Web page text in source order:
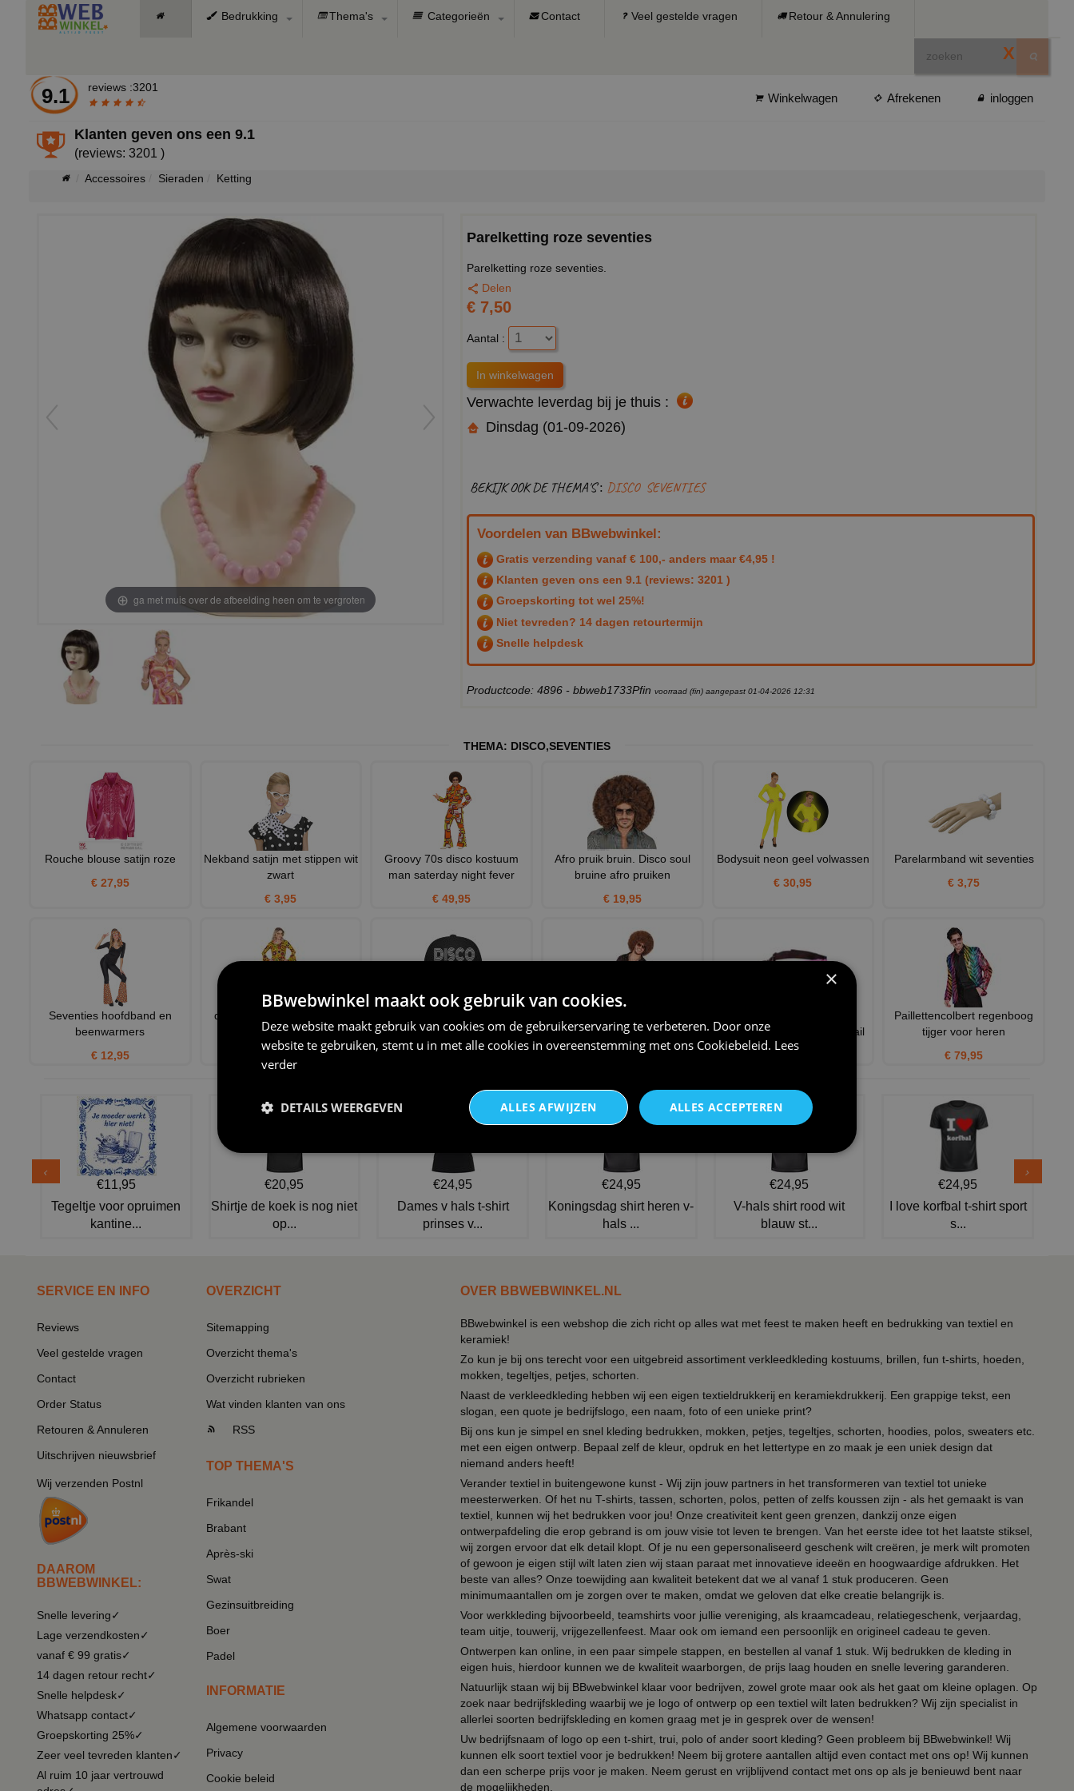
Bedrukking Thema's Categorieën Contact Veel gestelde vragen Retour & Annulering
X
9.1 reviews :3201
Winkelwagen Afrekenen inloggen
Klanten geven ons een9.1
(reviews: 3201 )
Accessoires Sieraden Ketting
ga met muis over de afbeelding heen om te vergroten
Parelketting roze seventies
Parelketting roze seventies.
Delen
€ 7,50
Aantal :
Verwachte leverdag bij je thuis :
Dinsdag (01-09-2026)
BEKIJK OOK DE THEMA'S : DISCO SEVENTIES
Voordelen van BBwebwinkel:
Gratis verzending vanaf € 100,- anders maar €4,95 !
Klanten geven ons een 9.1 (reviews: 3201 )
Groepskorting tot wel 25%!
Niet tevreden? 14 dagen retourtermijn
Snelle helpdesk
Productcode: 4896 - bbweb1733Pfin voorraad (fin) aangepast 01-04-2026 12:31
THEMA: DISCO,SEVENTIES
Rouche blouse satijn roze
€ 27,95
Nekband satijn met stippen wit
zwart
€ 3,95
Groovy 70s disco kostuum
man saterday night fever
€ 49,95
Afro pruik bruin. Disco soul
bruine afro pruiken
€ 19,95
Bodysuit neon geel volwassen
€ 30,95
Parelarmband wit seventies
€ 3,75
Seventies hoofdband en
beenwarmers
€ 12,95
disco diva feestelijke jaren
zeventig jurk met kle
€ 12,95
shirt groovy stijl 7
€ 29,95
sprankelende roze neon pail
Paillettencolbert regenboog
tijger voor heren
€ 79,95
€11,95
Tegeltje voor opruimen
kantine...
€20,95
Shirtje de koek is nog niet
op...
€24,95
Dames v hals t-shirt
prinses v...
€24,95
Koningsdag shirt heren v-
hals ...
€24,95
V-hals shirt rood wit
blauw st...
€24,95
I love korfbal t-shirt sport
s...
SERVICE EN INFO
Reviews
Veel gestelde vragen
Contact
Order Status
Retouren & Annuleren
Uitschrijven nieuwsbrief
Wij verzenden Postnl
DAAROM
BBWEBWINKEL:
Snelle levering✓
Lage verzendkosten✓
vanaf € 99 gratis✓
14 dagen retour recht✓
Snelle helpdesk✓
Whatsapp contact✓
Groepskorting 25%✓
Zeer veel tevreden klanten✓
Al ruim 10 jaar vertrouwd
OVERZICHT
Sitemapping
Overzicht thema's
Overzicht rubrieken
Wat vinden klanten van ons
RSS
TOP THEMA'S
Frikandel
Brabant
Après-ski
Swat
Gezinsuitbreiding
Boer
Padel
INFORMATIE
Algemene voorwaarden
Privacy
Cookie beleid
OVER BBWEBWINKEL.NL
BBwebwinkel is een webshop die zich richt op alles wat met feest te maken heeft en bedrukking van textiel en
keramiek!
Zo kun je bij ons terecht voor een uitgebreid assortiment verkleedkleding kostuums, brillen, fun t-shirts, hoeden,
mokken, tegeltjes, petjes, schorten.
Naast de verkleedkleding hebben wij een eigen textieldrukkerij en keramiekdrukkerij. Een grappige tekst, een
slogan, een quote je bedrijfslogo, een naam, foto of een unieke print?
Bij ons kun je simpel en snel kleding bedrukken, mokken, petjes, tegeltjes, schorten, hoodies, polos, sweaters etc.
met een eigen ontwerp. Bepaal zelf de kleur, opdruk en het lettertype en zo maak je een uniek design dat
niemand anders heeft!
Verander textiel in buitengewone kunst - Wij zijn jouw partners in het transformeren van textiel tot unieke
meesterwerken. Of het nu T-shirts, tassen, schorten, polos, petten of zelfs koussen zijn - als het gemaakt is van
textiel, kunnen wij het bedrukken voor jou! Onze creativiteit kent geen grenzen, dankzij onze eigen
ontwerpafdeling die erop gebrand is om jouw visie tot leven te brengen. Van het eerste idee tot het laatste stiksel,
wij zorgen ervoor dat elk detail klopt. Of je nu een gepersonaliseerd geschenk wilt creëren, je merk wilt promoten
of gewoon je eigen stijl wilt laten zien wij staan paraat met innovatieve ideeën en hoogwaardige afdrukken. Het
beste van alles? Onze toewijding aan kwaliteit betekent dat we al vanaf 1 stuk produceren. Geen
minimumaantallen om je zorgen over te maken, omdat we geloven dat elke creatie belangrijk is.
Voor werkkleding bijvoorbeeld, teamshirts voor jullie vereniging, als kraamcadeau, relatiegeschenk, verjaardag,
team uitje, touwerij, vrijgezellenfeest. Maar ook om iemand een persoonlijk en origineel cadeau te geven.
Ontwerpen kan online, in een paar simpele stappen, en bestellen al vanaf 1 stuk. Wij bedrukken de kleding in
eigen huis, hierdoor kunnen we de kwaliteit waarborgen, de prijs laag houden en snelle levering garanderen.
Natuurlijk staan wij bij BBwebwinkel klaar voor bedrijven, zowel grote maar ook als het gaat om kleine oplagen. Op
zoek naar bedrijfskleding waarbij we je logo of ontwerp op een textiel wilt laten bedrukken? Wij zijn specialist in
allerlei soorten bedrijfskleding en komen graag met je in gesprek over de wensen!
Uw bedrijfsnaam of logo op een t-shirt, trui, polo of ander soort kleding? Geen probleem bij BBwebwinkel! Wij
kunnen elk soort textiel voor je bedrukken! Neem bij grotere aantallen altijd even contact met ons op! Wij kunnen
dan een scherpe prijs voor je maken. Neem gerust en vrijblijvend contact met ons op als je benieuwd bent naar
de mogelijkheden.
×
BBwebwinkel maakt ook gebruik van cookies.
Deze website maakt gebruik van cookies om de gebruikerservaring te verbeteren. Door onze
website te gebruiken, stemt u in met alle cookies in overeenstemming met ons Cookiebeleid. Lees
verder
ALLES ACCEPTEREN
ALLES AFWIJZEN
DETAILS WEERGEVEN